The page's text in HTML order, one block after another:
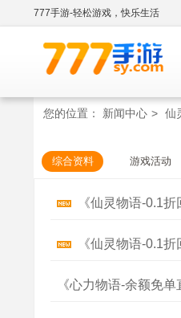
777手游-轻松游戏，快乐生活
您的位置： 新闻中心 > 仙
综合资料 游戏活动
《仙灵物语-0.1
《仙灵物语-0.1
《心力物语-余额免